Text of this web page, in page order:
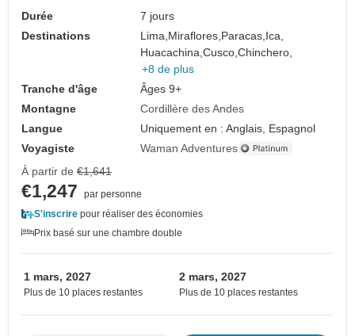
Durée
7 jours
Destinations
Lima, Miraflores, Paracas, Ica,
Huacachina,Cusco,Chinchero,
+8 de plus
Tranche d'âge
Âges 9+
Montagne
Cordillère des Andes
Langue
Uniquement en : Anglais, Espagnol
Voyagiste
Waman Adventures
À partir de €1,641
€1,247
par personne
S'inscrire pour réaliser des économies
Prix basé sur une chambre double
1 mars, 2027
Plus de 10 places restantes
2 mars, 2027
Plus de 10 places restantes